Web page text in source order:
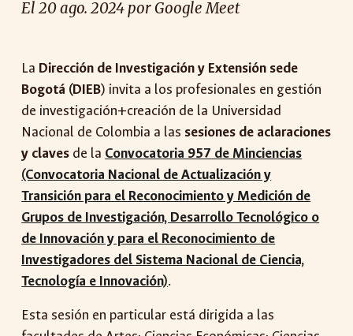
El20ago. 2024 por Google Meet
La Dirección de Investigación y Extensión sede
Bogotá (DIEB) invita a los profesionales en gestión
de investigación+creación de la Universidad
Nacional de Colombia a las sesiones de aclaraciones
y claves de la Convocatoria 957 de Minciencias
(Convocatoria Nacional de Actualización y
Transición para el Reconocimiento y Medición de
Grupos de Investigación, Desarrollo Tecnológico o
de Innovación y para el Reconocimiento de
Investigadores del Sistema Nacional de Ciencia,
Tecnología e Innovación).
Esta sesión en particular está dirigida a las